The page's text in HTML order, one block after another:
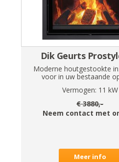
Dik Geurts
Moderne houtgestookte
voor in uw bestaande
Vermogen: 11 kW
€3880,-
Neem contact met
Meer info